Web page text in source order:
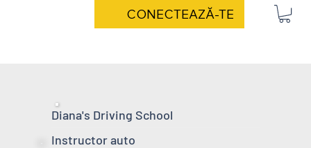
CONECTEAZĂ-TE
Diana's Driving School
Instructor auto